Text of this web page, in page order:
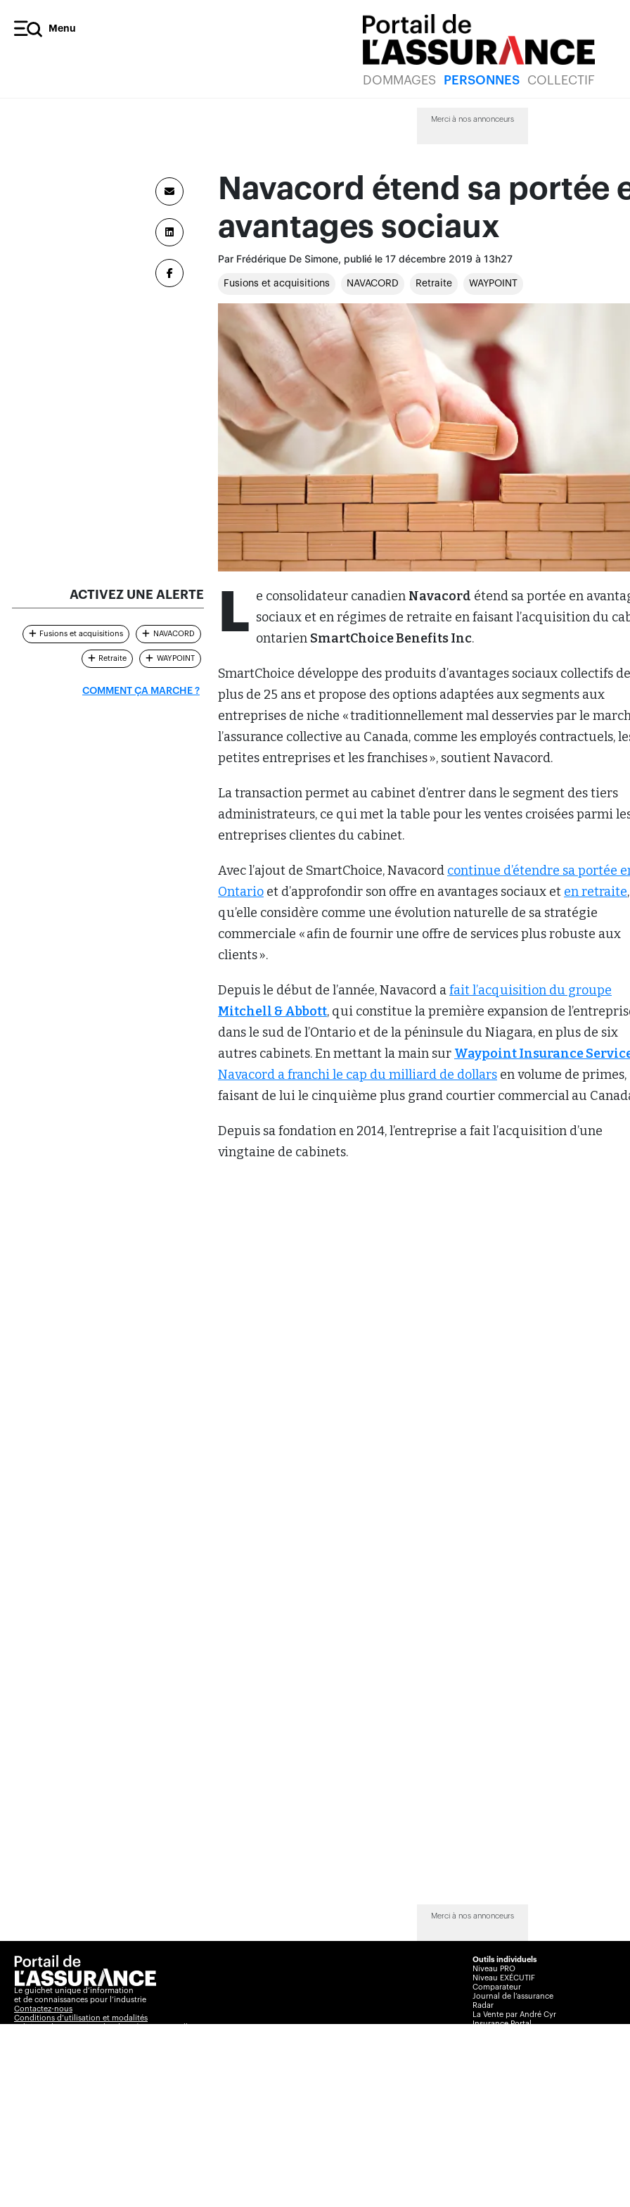
Menu
DOMMAGES PERSONNES COLLECTIF
Merci à nos annonceurs
Navacord étend sa portée
avantages sociaux
Par Frédérique De Simone, publié le 17 décembre 2019 à 13h27
Fusions et acquisitions NAVACORD Retraite WAYPOINT
L e consolidateur canadien Navacord étend sa portée en
sociaux et en régimes de retraite en faisant l’acquisition du
ontarien SmartChoice Benefits Inc.
SmartChoice développe des produits d’avantages sociaux collectifs
plus de 25 ans et propose des options adaptées aux segments aux
entreprises de niche « traditionnellement mal desservies par le
l’assurance collective au Canada, comme les employés contractuels,
petites entreprises et les franchises », soutient Navacord.
La transaction permet au cabinet d’entrer dans le segment des tiers
administrateurs, ce qui met la table pour les ventes croisées parmi
entreprises clientes du cabinet.
Avec l’ajout de SmartChoice, Navacord continue d’étendre sa portée
Ontario et d’approfondir son offre en avantages sociaux et en retraite,
qu’elle considère comme une évolution naturelle de sa stratégie
commerciale « afin de fournir une offre de services plus robuste aux
clients ».
Depuis le début de l’année, Navacord afait l’acquisition du groupe
Mitchell & Abbott, qui constitue la première expansion de
dans le sud de l’Ontario et de la péninsule du Niagara, en plus de six
autres cabinets. En mettant la main sur Waypoint Insurance
Navacord a franchi le cap du milliard de dollars en volume de primes,
faisant de lui le cinquième plus grand courtier commercial au
Depuis sa fondation en 2014, l’entreprise a fait l’acquisition d’une
vingtaine de cabinets.
ACTIVEZ UNE ALERTE
Fusions et acquisitions NAVACORD
Retraite WAYPOINT
COMMENT ÇA MARCHE ?
Merci à nos annonceurs
Le guichet unique d’information
et de connaissances pour l’industrie
Contactez-nous
Conditions d’utilisation et modalités
Outils individuels
Niveau PRO
Niveau EXÉCUTIF
Comparateur
Journal de l’assurance
Radar
La Vente par André Cyr
Insurance Portal